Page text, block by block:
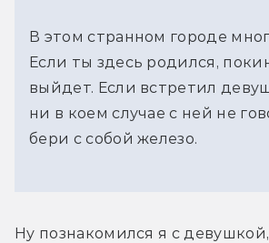
В этом странном городе
Если ты здесь родился,
выйдет. Если встретил
ни в коем случае с ней не
бери с собой железо.
Ну познакомился я с